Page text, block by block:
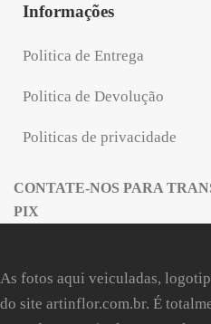
Informações
Politica de Entrega
Politica de Devolução
Politicas de privacidade
CONTATE-NOS PARA
PIX
As fotos aqui veiculadas,
do site artinflor.com.br. É